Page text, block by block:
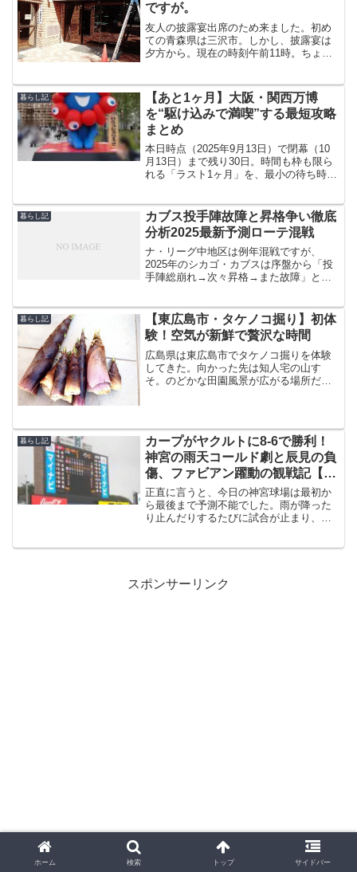
ですが。
友人の披露宴出席のため来ました。初め
ての青森県は三沢市。しかし、披露宴は
夕方から。現在の時刻午前11時。ちょう
す。で、当然ながら時間がありあまって
いる。ということでネ...
暮らし記
【あと1ヶ月】大阪・関西万博
を“駆け込みで満喫”する最短攻略
まとめ
本日時点（2025年9月13日）で閉幕（10
月13日）まで残り30日。時間も枠も限ら
れる「ラスト1ヶ月」を、最小の待ち時間
久々の再訪どちらにも効く「型」と「回
遊ルート」を...
暮らし記
カブス投手陣故障と昇格争い徹底
分析2025最新予測ローテ混戦
ナ・リーグ中地区は例年混戦ですが、
2025年のシカゴ・カブスは序盤から「投
手陣総崩れ→次々昇格→また故障」とい
ストを最新情報で整理し、AAAアイオ
ワ・カブスを中心と...
暮らし記
【東広島市・タケノコ掘り】初体
験！空気が新鮮で贅沢な時間
広島県は東広島市でタケノコ掘りを体験
してきた。向かった先は知人宅の山す
そ。のどかな田園風景が広がる場所だ。
面白いようにタケノコは収穫...
暮らし記
カープがヤクルトに8-6で勝利！
神宮の雨天コールド劇と辰見の負
傷、ファビアン躍動の観戦記【絶
大な歓喜と複雑な余韻】
正直に言うと、今日の神宮球場は最初か
ら最後まで予測不能でした。雨が降った
り止んだりするたびに試合が止まり、選
スポンサーリンク
ホーム 検索 トップ サイドバー